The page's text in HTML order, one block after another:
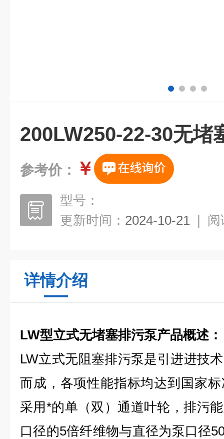
200LW250-22-30无堵
参考价： ￥
型号：
更新时间： 2024-10-21 | 阅
详情介绍
LW型立式无堵塞排污泵产品概述：
LW立式无阻塞排污泵是引进进技
而成，各项性能指标均达到国家
采用*的单（双）通道叶轮，排污
口径的5倍纤维物与直径为泵口径